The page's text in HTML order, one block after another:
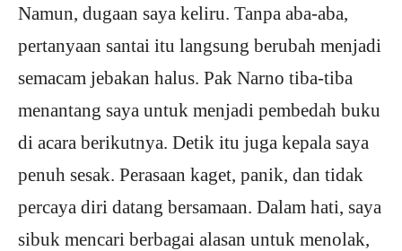
Namun, dugaan saya keliru. Tanpa aba-aba,
pertanyaan santai itu langsung berubah menjadi
semacam jebakan halus. Pak Narno tiba-tiba
menantang saya untuk menjadi pembedah buku
di acara berikutnya. Detik itu juga kepala saya
penuh sesak. Perasaan kaget, panik, dan tidak
percaya diri datang bersamaan. Dalam hati, saya
sibuk mencari berbagai alasan untuk menolak,